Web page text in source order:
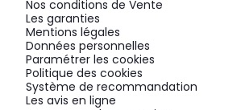
Nos conditions de Vente
Les garanties
Mentions légales
Données personnelles
Paramétrer les cookies
Politique des cookies
Système de recommandation
Les avis en ligne